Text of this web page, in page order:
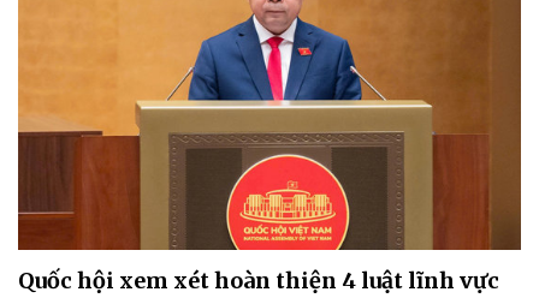
Quốc hội xem xét hoàn thiện 4 luật lĩnh vực